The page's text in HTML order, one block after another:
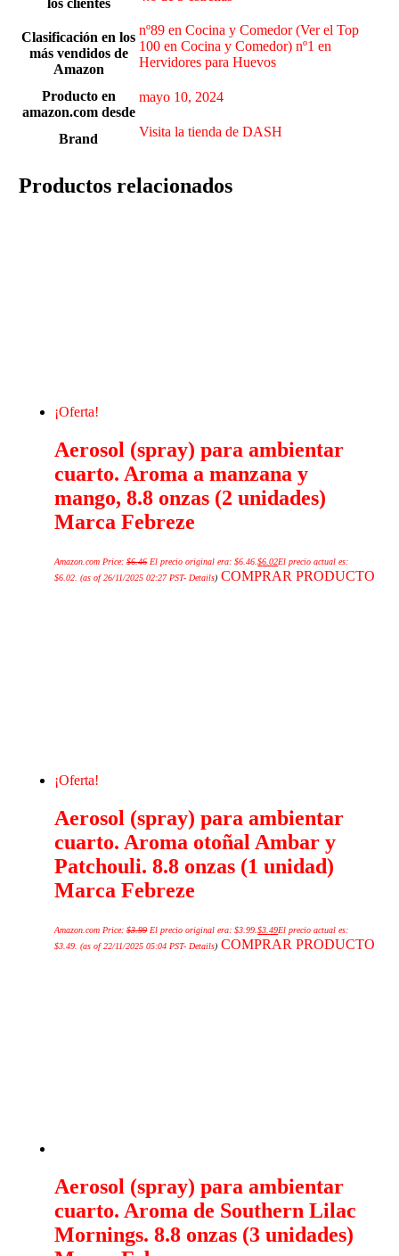
Clasificación en los
más vendidos de
Amazon
nº89 en Cocina y Comedor (Ver el Top
100 en Cocina y Comedor) nº1 en
Hervidores para Huevos
Producto en
amazon.com desde
mayo 10, 2024
Brand Visita la tienda de DASH
Productos relacionados
¡Oferta!
Aerosol (spray) para ambientar
cuarto. Aroma a manzana y
mango, 8.8 onzas (2 unidades)
Marca Febreze
Amazon.com Price:$6.46 El precio original era: $6.46.$6.02El precio actual es:
$6.02. (as of 26/11/2025 02:27 PST- Details) COMPRAR PRODUCTO
¡Oferta!
Aerosol (spray) para ambientar
cuarto. Aroma otoñal Ambar y
Patchouli. 8.8 onzas (1 unidad)
Marca Febreze
Amazon.com Price:$3.99 El precio original era: $3.99.$3.49El precio actual es:
$3.49. (as of 22/11/2025 05:04 PST- Details) COMPRAR PRODUCTO
Aerosol (spray) para ambientar
cuarto. Aroma de Southern Lilac
Mornings. 8.8 onzas (3 unidades)